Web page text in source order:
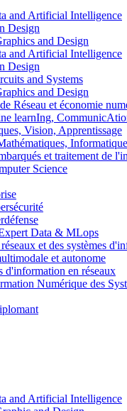
and Artificial Intelligence
Design
and Design
and Artificial Intelligence
Design
and Systems
and Design
Réseau et économie
learnIng,
Vision, Apprentissage
Informatique
et traitement de
Science
Data & MLops
et des systèmes
et autonome
d'information en réseaux
Numérique des
and Artificial Intelligence